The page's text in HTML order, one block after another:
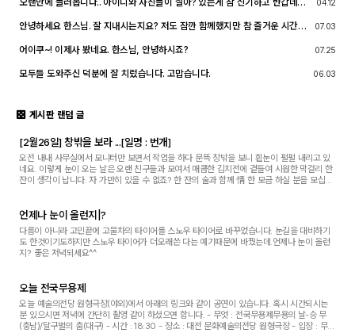
나실 때 종종 방문해 주세요.^^
오랜만에 들러봅니다.. 아이디와 사진들이 살아? 있는게 참 신기하고 반갑네요
이제 제가 그 나이가 되버렸습니다^^..
04.12
안녕하세요 한스님. 잘 지내시는지요? 저도 잠깐 함께했지만 참 즐거운 시간이
07.03
어이쿠~! 이제사 봤네요. 한스님, 안녕하시죠? 07.25
모두들 도와주신 덕분에 잘 치렀습니다. 고맙습니다. 06.03
게시판 랜덤 글
[2월26일] 창밖을 보라 ...[일명 : 번개]
오전 내내 사무실에서 모니터만 보면서 작업을 하다 문뜩 창밖을 보니 흰눈이 펄펄 내리고 있
네요. 이렇게 눈이 오는 날은 오랜 친구들과 모여서 매콤한 김치전에 곁들여 시원한 막걸리 한
잔이 생각이 납니다. 자 가만히 있을 수 없죠? 한 잔의 술과 함께 情 한 모금 하실 분을 모십니
언제나 눈이 올런지|?
다름이 아니라 고민끝에 고물차의 타이어를 스노우 타이어로 바꾸었습니다. 눈길을 대비하기
도 한것이기도하지만 스노우 타이어가 더오래쓴 다는 예기때문에 바꿨는데.언제나 눈이 올런
지? 좋은 저녁되세요^^
오늘 전국무용제
오늘 예술의전당 원형극장(야외)에서 아래의 링크와 같이 공연이 있습니다. 혹시 시간되시는
분 있으시면 저녁에 간단히 촬영 같이 하셨으면 합니다. - 무엇 : 전국무용제무용의 날-승 무
(충남)/달구벌의 춤(대구) - 시간 : 18:30 - 장소 : 대전 문화예술의전당 원형극장 - 입장 : 무료